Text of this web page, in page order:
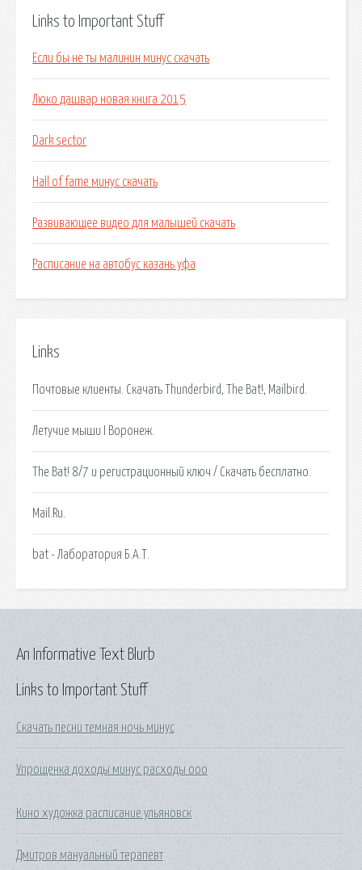
Links to Important Stuff
Если бы не ты малинин минус скачать
Люко дашвар новая книга 2015
Dark sector
Hall of fame минус скачать
Развивающее видео для малышей скачать
Расписание на автобус казань уфа
Links
Почтовые клиенты. Скачать Thunderbird, The Bat!, Mailbird.
Летучие мыши I Воронеж.
The Bat! 8/7 и регистрационный ключ / Скачать бесплатно.
Mail.Ru.
bat - Лаборатория Б.А.Т.
Links to Important Stuff
Скачать песни темная ночь минус
Упрощенка доходы минус расходы ооо
Кино художка расписание ульяновск
Дмитров мануальный терапевт
An Informative Text Blurb